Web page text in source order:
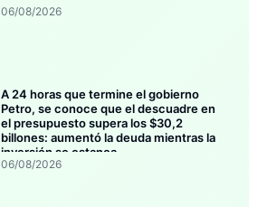
06/08/2026
A 24 horas que termine el gobierno
Petro, se conoce que el descuadre en
el presupuesto supera los $30,2
billones: aumentó la deuda mientras la
inversión se estanca
06/08/2026